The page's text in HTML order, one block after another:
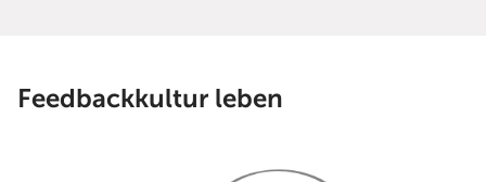
Feedbackkultur leben